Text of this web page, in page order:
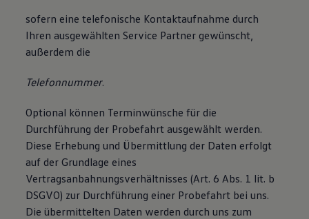
sofern eine telefonische Kontaktaufnahme durch
Ihren ausgewählten Service Partner gewünscht,
außerdem die
Telefonnummer.
Optional können Terminwünsche für die
Durchführung der Probefahrt ausgewählt werden.
Diese Erhebung und Übermittlung der Daten erfolgt
auf der Grundlage eines
Vertragsanbahnungsverhältnisses (Art. 6 Abs. 1 lit. b
DSGVO) zur Durchführung einer Probefahrt bei uns.
Die übermittelten Daten werden durch uns zum